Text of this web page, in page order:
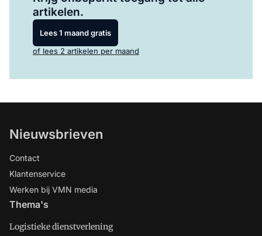
artikelen.
Lees 1 maand gratis
of lees 2 artikelen per maand
Nieuwsbrieven
Contact
Klantenservice
Werken bij VMN media
Thema's
Logistieke dienstverlening